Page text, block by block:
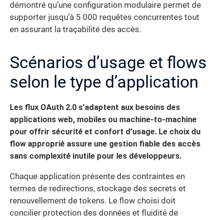
démontré qu’une configuration modulaire permet de
supporter jusqu’à 5 000 requêtes concurrentes tout
en assurant la traçabilité des accès.
Scénarios d’usage et flows
selon le type d’application
Les flux OAuth 2.0 s’adaptent aux besoins des
applications web, mobiles ou machine-to-machine
pour offrir sécurité et confort d’usage. Le choix du
flow approprié assure une gestion fiable des accès
sans complexité inutile pour les développeurs.
Chaque application présente des contraintes en
termes de redirections, stockage des secrets et
renouvellement de tokens. Le flow choisi doit
concilier protection des données et fluidité de